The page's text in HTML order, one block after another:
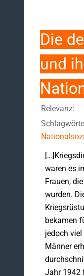
Die
und
Relevanz:
waren es
Frauen,
wurden.
bekamen
jedoch viel
Männer
Jahr 1942